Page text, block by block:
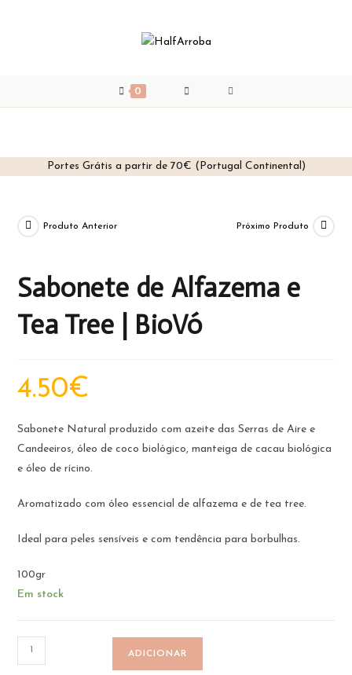
Portes Grátis a partir de 70€ (Portugal Continental)
content
0
Produto Anterior Próximo Produto
Sabonete de Alfazema e
Tea Tree | BioVó
4.50€
Sabonete Natural produzido com azeite das Serras de Aire e
Candeeiros, óleo de coco biológico, manteiga de cacau biológica
e óleo de rícino.
Aromatizado com óleo essencial de alfazema e de tea tree.
Ideal para peles sensíveis e com tendência para borbulhas.
100gr
Em stock
Quantidade
de
ADICIONAR